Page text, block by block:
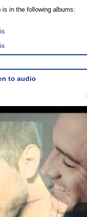
is in the following albums:
to audio